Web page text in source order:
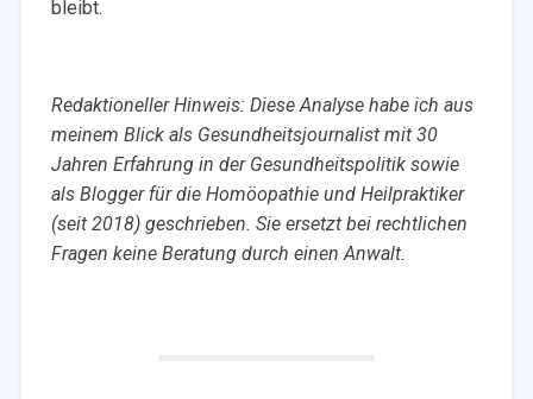
bleibt.
Redaktioneller Hinweis: Diese Analyse habe ich aus
meinem Blick als Gesundheitsjournalist mit 30
Jahren Erfahrung in der Gesundheitspolitik sowie
als Blogger für die Homöopathie und Heilpraktiker
(seit 2018) geschrieben. Sie ersetzt bei rechtlichen
Fragen keine Beratung durch einen Anwalt.